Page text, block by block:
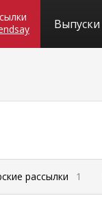
Выпуски
рассылки 1